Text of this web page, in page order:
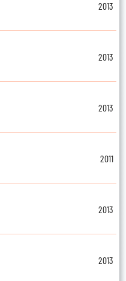
2013
2013
2013
2011
2013
2013